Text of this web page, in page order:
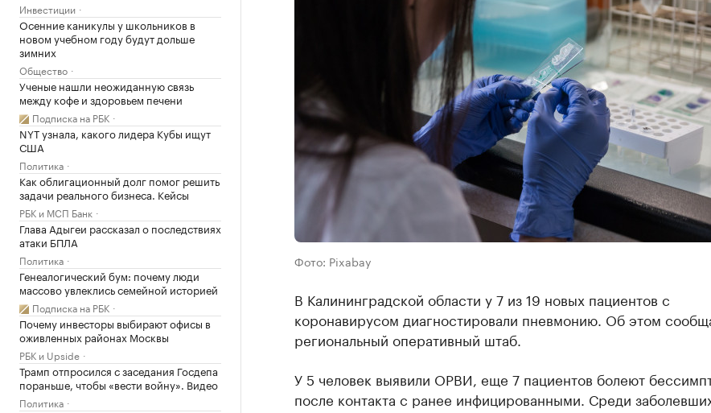
Инвестиции
Осенние каникулы у школьников в
новом учебном году будут дольше
зимних
Общество
Ученые нашли неожиданную связь
между кофе и здоровьем печени
Подписка на РБК
NYT узнала, какого лидера Кубы ищут
США
Политика
Как облигационный долг помог решить
задачи реального бизнеса. Кейсы
РБК и МСП Банк
Глава Адыгеи рассказал о последствиях
атаки БПЛА
Политика
Генеалогический бум: почему люди
массово увлеклись семейной историей
Подписка на РБК
Почему инвесторы выбирают офисы в
оживленных районах Москвы
РБК и Upside
Трамп отпросился с заседания Госдепа
пораньше, чтобы «вести войну». Видео
Политика
Фото: Pixabay
В Калининградской области у 7 из 19 новых пациентов с
коронавирусом диагностировали пневмонию. Об этом
региональный оперативный штаб.
У 5 человек выявили ОРВИ, еще 7 пациентов болеют
после контакта с ранее инфицированными. Среди